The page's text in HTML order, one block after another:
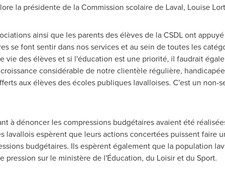
la présidente de la Commission scolaire de Laval, Louise
ainsi que les parents des élèves de la CSDL ont
se font sentir dans nos services et au sein de toutes les
vie des élèves et si l'éducation est une priorité, il faudrait
considérable de notre clientèle régulière,
aux élèves des écoles publiques lavalloises. C'est un non-
à dénoncer les compressions budgétaires avaient été
lavallois espèrent que leurs actions concertées puissent faire
budgétaires. Ils espèrent également que la population
pression sur le ministère de l'Éducation, du Loisir et du Sport.